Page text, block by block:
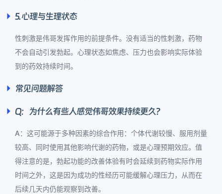
5. 心理与生理状态
性刺激是伟哥发挥作用的前提条件。没有适当的性刺激，药物
不会自动引发勃起。心理状态如焦虑、压力也会影响实际体验
到的药效持续时间。
常见问题解答
Q：为什么有些人感觉伟哥效果持续更久？
A：这可能源于多种因素的综合作用：个体代谢较慢、服用剂量
较高、同时使用其他影响代谢的药物，或是心理预期效应。值
得注意的是，勃起功能的改善体验有时会延续到药物实际作用
时间之外，这是因为成功的性经历可能缓解心理压力，从而在
后续几天内仍能观察到改善。